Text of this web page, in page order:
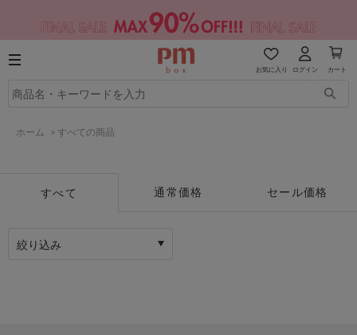
お気に入り ログイン カート
ホーム > すべての商品
すべて 通常価格 セール価格
絞り込み